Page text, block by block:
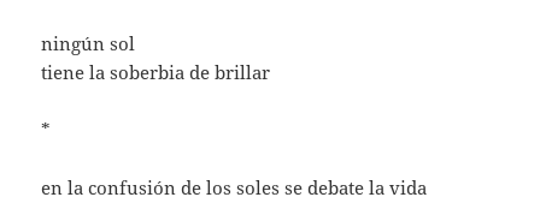
ningún sol
tiene la soberbia de brillar
*
en la confusión de los soles se debate la vida